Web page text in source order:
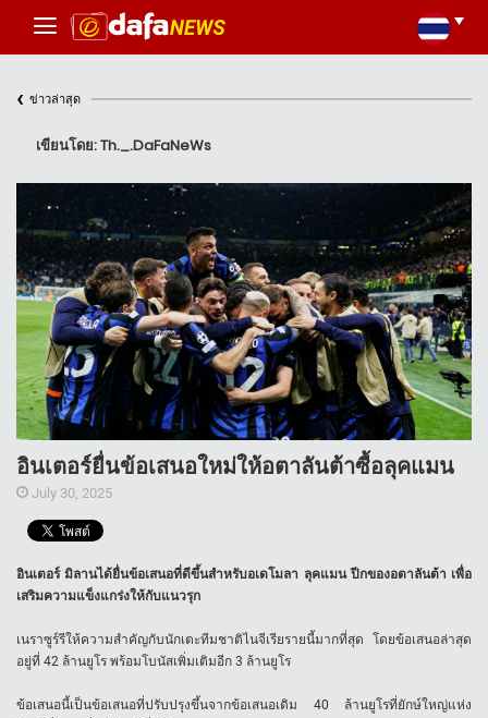
‹ ข่าวล่าสุด
เขียนโดย: Th._.DaFaNeWs
อินเตอร์ยื่นข้อเสนอใหม่ให้อตาลันต้าซื้อลุคแมน
July 30, 2025
อินเตอร์ มิลานได้ยื่นข้อเสนอที่ดีขึ้นสำหรับอเดโมลา ลุคแมน ปีกของอตาลันต้า เพื่อ
เสริมความแข็งแกร่งให้กับแนวรุก
เนราซูร์รีให้ความสำคัญกับนักเตะทีมชาติไนจีเรียรายนี้มากที่สุด โดยข้อเสนอล่าสุด
อยู่ที่ 42 ล้านยูโร พร้อมโบนัสเพิ่มเติมอีก 3 ล้านยูโร
ข้อเสนอนี้เป็นข้อเสนอที่ปรับปรุงขึ้นจากข้อเสนอเดิม 40 ล้านยูโรที่ยักษ์ใหญ่แห่ง